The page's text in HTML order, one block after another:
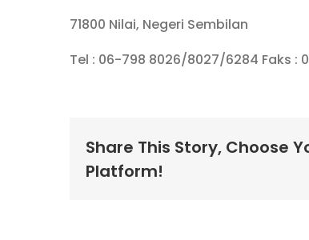
71800 Nilai, Negeri Sembilan
Tel : 06-798 8026/8027/6284 Faks :
Share This Story, Choose
Platform!